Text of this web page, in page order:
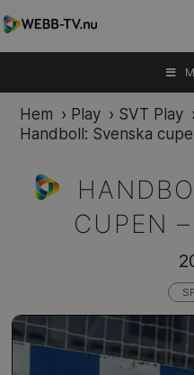
Hem › Play › SVT Play
Handboll: Svenska
CUPEN –